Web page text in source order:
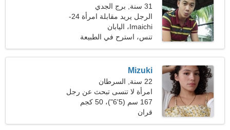
31 سنة, برج الجدي
الرجل يريد مقابلة امرأة 24-
28
Imaichi، اليابان
تنس، استرح في الطبيعة
Mizuki
22 سنة, السرطان
امرأة لا تنسى تبحث عن رجل
167 سم (5'6")، 50 كجم
(110 رطل)
قران